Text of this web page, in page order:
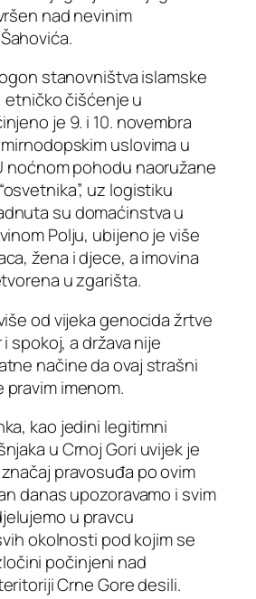
nad nevinim
stanovništva islamske
čišćenje u
je 9. i 10. novembra
uslovima u
noćnom pohodu naoružane
uz logistiku
su domaćinstva u
Polju, ubijeno je više
žena i djece, a imovina
u zgarišta.
od vijeka genocida žrtve
spokoj, a država nije
načine da ovaj strašni
imenom.
kao jedini legitimni
u Crnoj Gori uvijek je
pravosuđa po ovim
danas upozoravamo i svim
u pravcu
okolnosti pod kojim se
počinjeni nad
Crne Gore desili.